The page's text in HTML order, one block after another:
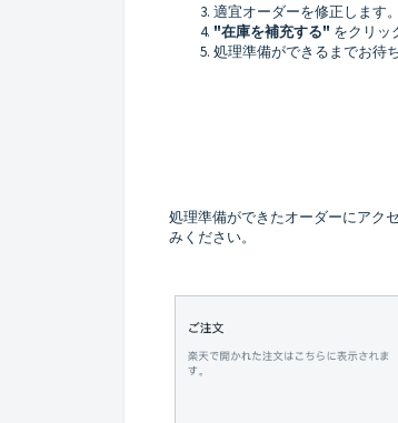
適宜オーダーを修正します。
"在庫を補充する" をクリッ
処理準備ができるまでお待
処理準備ができたオーダーにアク
みください。